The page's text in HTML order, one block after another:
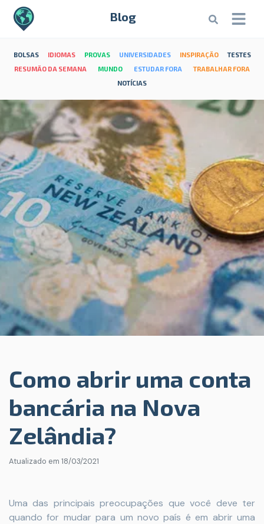
Blog
BOLSAS IDIOMAS PROVAS UNIVERSIDADES INSPIRAÇÃO
TESTES
RESUMÃO DA SEMANA
MUNDO ESTUDAR FORA
TRABALHAR FORA
NOTÍCIAS
Como abrir uma conta
bancária na Nova
Zelândia?
Atualizado em 18/03/2021
Uma das principais preocupações que você deve ter
quando for mudar para um novo país é em abrir uma